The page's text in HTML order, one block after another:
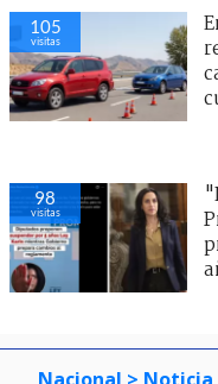
105
visitas
98
visitas